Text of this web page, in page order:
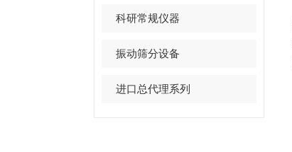
科研常规仪器
振动筛分设备
进口总代理系列